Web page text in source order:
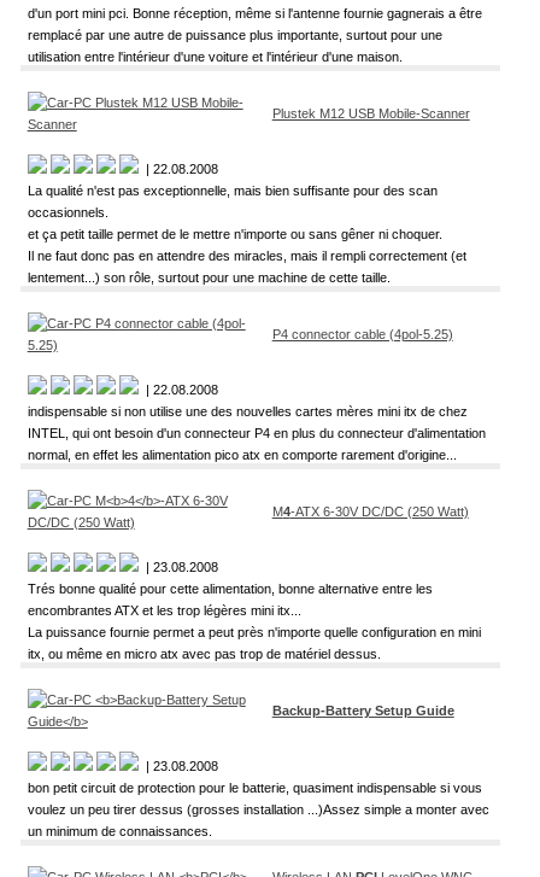
d'un port mini pci. Bonne réception, même si l'antenne fournie gagnerais a être
remplacé par une autre de puissance plus importante, surtout pour une
utilisation entre l'intérieur d'une voiture et l'intérieur d'une maison.
Plustek M12 USB Mobile-Scanner
| 22.08.2008
La qualité n'est pas exceptionnelle, mais bien suffisante pour des scan
occasionnels.
et ça petit taille permet de le mettre n'importe ou sans gêner ni choquer.
Il ne faut donc pas en attendre des miracles, mais il rempli correctement (et
lentement...) son rôle, surtout pour une machine de cette taille.
P4 connector cable (4pol-5.25)
| 22.08.2008
indispensable si non utilise une des nouvelles cartes mères mini itx de chez
INTEL, qui ont besoin d'un connecteur P4 en plus du connecteur d'alimentation
normal, en effet les alimentation pico atx en comporte rarement d'origine...
M4-ATX 6-30V DC/DC (250 Watt)
| 23.08.2008
Trés bonne qualité pour cette alimentation, bonne alternative entre les
encombrantes ATX et les trop légères mini itx...
La puissance fournie permet a peut près n'importe quelle configuration en mini
itx, ou même en micro atx avec pas trop de matériel dessus.
Backup-Battery Setup Guide
| 23.08.2008
bon petit circuit de protection pour le batterie, quasiment indispensable si vous
voulez un peu tirer dessus (grosses installation ...)Assez simple a monter avec
un minimum de connaissances.